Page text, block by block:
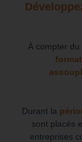
À compter du
Durant la
sont placés
entreprises